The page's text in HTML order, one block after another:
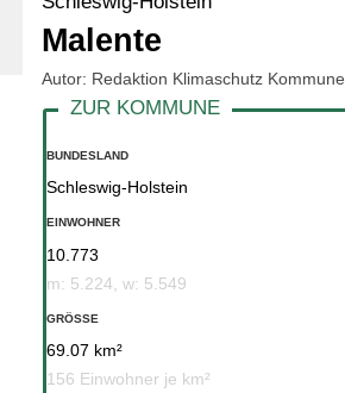
Malente
Autor: Redaktion Klimaschutz Kommune
BUNDESLAND
Schleswig-Holstein
EINWOHNER
10.773
m: 5.224, w: 5.549
GRÖSSE
69.07 km²
156 Einwohner je km²